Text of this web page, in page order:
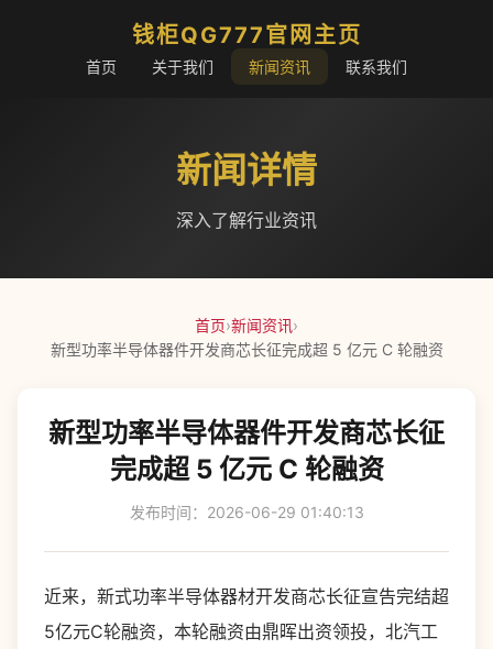
钱柜QG777官网主页
首页 关于我们 新闻资讯 联系我们
新闻详情
深入了解行业资讯
首页›新闻资讯›
新型功率半导体器件开发商芯长征完成超 5 亿元 C 轮融资
新型功率半导体器件开发商芯长征
完成超 5 亿元 C 轮融资
发布时间：2026-06-29 01:40:13
近来，新式功率半导体器材开发商芯长征宣告完结超
5亿元C轮融资，本轮融资由鼎晖出资领投，北汽工